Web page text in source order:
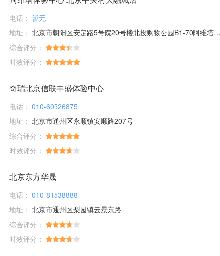
电话： 暂无
地址： 北京市朝阳区安定路5号院20号楼北投购物公园B1-70阿维塔体验中心
综合评分：
时效评分：
奇瑞北京信联丰盛体验中心
电话： 010-60526875
地址： 北京市通州区永顺镇安顺路207号
综合评分：
时效评分：
北京东方华晟
电话： 010-81538888
地址： 北京市通州区梨园镇云景东路
综合评分：
时效评分：